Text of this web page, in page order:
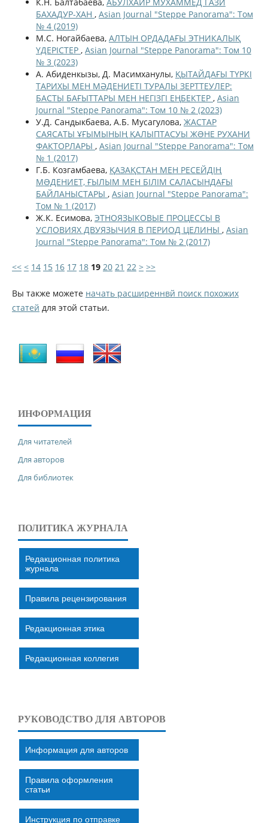
БАХАДУР-ХАН , Asian Journal "Steppe Panorama": Том
№ 4 (2019)
М.С. Ногайбаева, АЛТЫН ОРДАДАҒЫ ЭТНИКАЛЫҚ
ҮДЕРІСТЕР , Asian Journal "Steppe Panorama": Том 10
№ 3 (2023)
А. Абиденкызы, Д. Масимханулы, ҚЫТАЙДАҒЫ ТҮРКІ
ТАРИХЫ МЕН МӘДЕНИЕТІ ТУРАЛЫ ЗЕРТТЕУЛЕР:
БАСТЫ БАҒЫТТАРЫ МЕН НЕГІЗГІ ЕҢБЕКТЕР , Asian
Journal "Steppe Panorama": Том 10 № 2 (2023)
У.Д. Сандыкбаева, А.Б. Мусагулова, ЖАСТАР
САЯСАТЫ ҰҒЫМЫНЫҢ ҚАЛЫПТАСУЫ ЖƏНЕ РУХАНИ
ФАКТОРЛАРЫ , Asian Journal "Steppe Panorama": Том
№ 1 (2017)
Г.Б. Козгамбаева, ҚАЗАҚСТАН МЕН РЕСЕЙДІҢ
МƏДЕНИЕТ, ҒЫЛЫМ МЕН БІЛІМ САЛАСЫНДАҒЫ
БАЙЛАНЫСТАРЫ , Asian Journal "Steppe Panorama":
Том № 1 (2017)
Ж.К. Есимова, ЭТНОЯЗЫКОВЫЕ ПРОЦЕССЫ В
УСЛОВИЯХ ДВУЯЗЫЧИЯ В ПЕРИОД ЦЕЛИНЫ , Asian
Journal "Steppe Panorama": Том № 2 (2017)
<< < 14 15 16 17 18 19 20 21 22 > >>
Вы также можете начать расширеннвй поиск похожих
статей для этой статьи.
ИНФОРМАЦИЯ
Для читателей
Для авторов
Для библиотек
ПОЛИТИКА ЖУРНАЛА
Редакционная политика
журнала
Правила рецензирования
Редакционная этика
Редакционная коллегия
РУКОВОДСТВО ДЛЯ АВТОРОВ
Информация для авторов
Правила оформления
статьи
Инструкция по отправке